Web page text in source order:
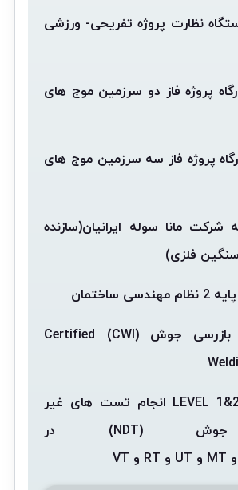
نظارت پروژه تفریحی- ورزشی
پروژه فاز دو سرزمین موج های
پروژه فاز سه سرزمین موج های
شرکت مانا سوله ایرانیان(سازنده
فلزی)
ساختمان
بازرسی جوش(CWI)
Certified
LEVEL انجام تست های غیر
جوش(NDT)
در
و MT و UT و RT و VT